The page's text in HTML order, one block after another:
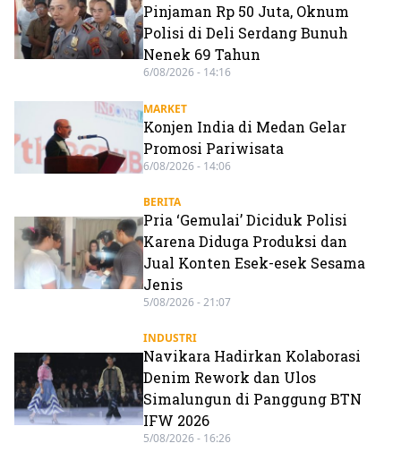
Pinjaman Rp 50 Juta, Oknum
Polisi di Deli Serdang Bunuh
Nenek 69 Tahun
6/08/2026 - 14:16
MARKET
Konjen India di Medan Gelar
Promosi Pariwisata
6/08/2026 - 14:06
BERITA
Pria ‘Gemulai’ Diciduk Polisi
Karena Diduga Produksi dan
Jual Konten Esek-esek Sesama
Jenis
5/08/2026 - 21:07
INDUSTRI
Navikara Hadirkan Kolaborasi
Denim Rework dan Ulos
Simalungun di Panggung BTN
IFW 2026
5/08/2026 - 16:26